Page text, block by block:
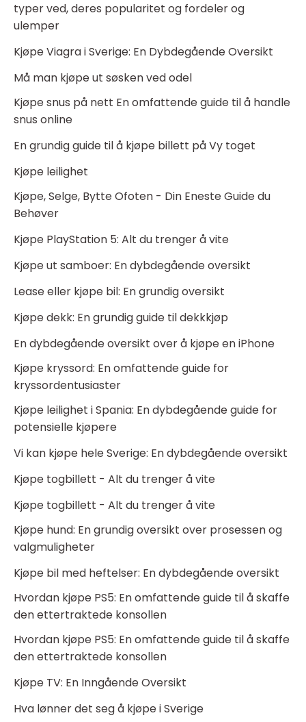
typer ved, deres popularitet og fordeler og
ulemper
Kjøpe Viagra i Sverige: En Dybdegående Oversikt
Må man kjøpe ut søsken ved odel
Kjøpe snus på nett En omfattende guide til å handle
snus online
En grundig guide til å kjøpe billett på Vy toget
Kjøpe leilighet
Kjøpe, Selge, Bytte Ofoten - Din Eneste Guide du
Behøver
Kjøpe PlayStation 5: Alt du trenger å vite
Kjøpe ut samboer: En dybdegående oversikt
Lease eller kjøpe bil: En grundig oversikt
Kjøpe dekk: En grundig guide til dekkkjøp
En dybdegående oversikt over å kjøpe en iPhone
Kjøpe kryssord: En omfattende guide for
kryssordentusiaster
Kjøpe leilighet i Spania: En dybdegående guide for
potensielle kjøpere
Vi kan kjøpe hele Sverige: En dybdegående oversikt
Kjøpe togbillett - Alt du trenger å vite
Kjøpe togbillett - Alt du trenger å vite
Kjøpe hund: En grundig oversikt over prosessen og
valgmuligheter
Kjøpe bil med heftelser: En dybdegående oversikt
Hvordan kjøpe PS5: En omfattende guide til å skaffe
den ettertraktede konsollen
Hvordan kjøpe PS5: En omfattende guide til å skaffe
den ettertraktede konsollen
Kjøpe TV: En Inngående Oversikt
Hva lønner det seg å kjøpe i Sverige